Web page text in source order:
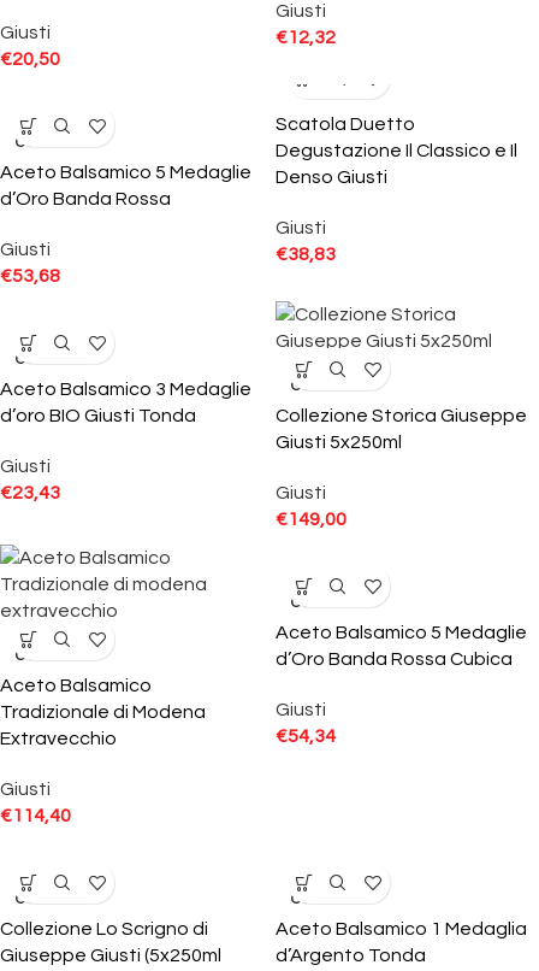
Giusti
€20,50
Giusti
€12,32
SOLD
OUT
Aceto Balsamico 5 Medaglie
d’Oro Banda Rossa
Giusti
€53,68
Scatola Duetto
Degustazione Il Classico e Il
Denso Giusti
Giusti
€38,83
SOLD
OUT
Aceto Balsamico 3 Medaglie
d’oro BIO Giusti Tonda
Giusti
€23,43
SOLD
OUT
Collezione Storica Giuseppe
Giusti 5x250ml
Giusti
€149,00
SOLD
OUT
Aceto Balsamico
Tradizionale di Modena
Extravecchio
Giusti
€114,40
SOLD
OUT
Aceto Balsamico 5 Medaglie
d’Oro Banda Rossa Cubica
Giusti
€54,34
SOLD
OUT
Collezione Lo Scrigno di
Giuseppe Giusti (5x250ml
SOLD
OUT
Aceto Balsamico 1 Medaglia
d’Argento Tonda